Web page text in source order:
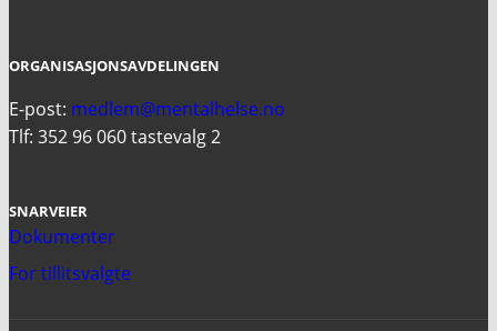
ORGANISASJONSAVDELINGEN
E-post: medlem@mentalhelse.no
Tlf: 352 96 060 tastevalg 2
SNARVEIER
Dokumenter
For tillitsvalgte